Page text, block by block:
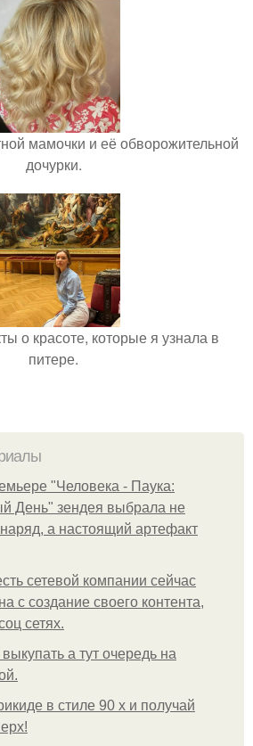
мамочки и её обворожительной
дочурки.
о красоте, которые я узнала в
питере.
"Человека - Паука:
День" зендея выбрала не
а настоящий артефакт
сетевой компании сейчас
с создание своего контента,
сетях.
а тут очередь на
в стиле 90 х и получай